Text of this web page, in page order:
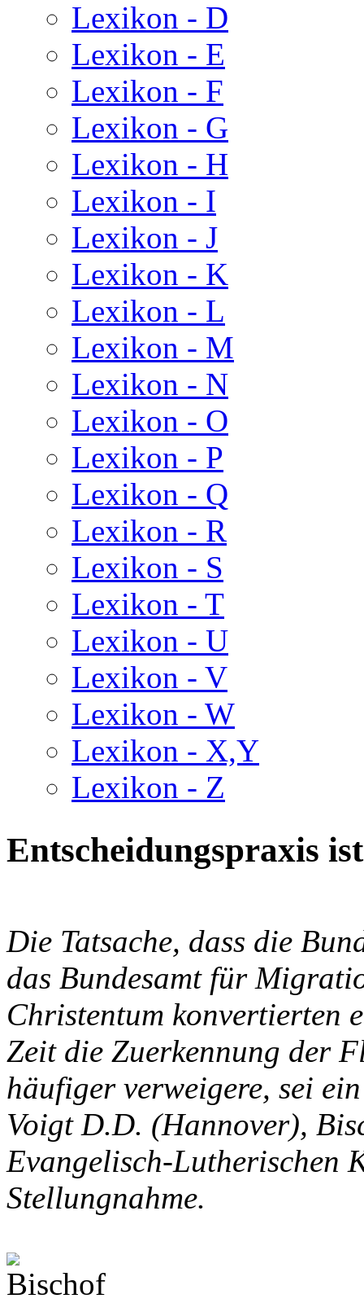
Lexikon - D
Lexikon - E
Lexikon - F
Lexikon - G
Lexikon - H
Lexikon - I
Lexikon - J
Lexikon - K
Lexikon - L
Lexikon - M
Lexikon - N
Lexikon - O
Lexikon - P
Lexikon - Q
Lexikon - R
Lexikon - S
Lexikon - T
Lexikon - U
Lexikon - V
Lexikon - W
Lexikon - X,Y
Lexikon - Z
Entscheidungspraxis
Die Tatsache, dass die
das Bundesamt für
Christentum konvertierten
Zeit die Zuerkennung der
häufiger verweigere, sei
Voigt D.D. (Hannover),
Evangelisch-Lutherischen
Stellungnahme.